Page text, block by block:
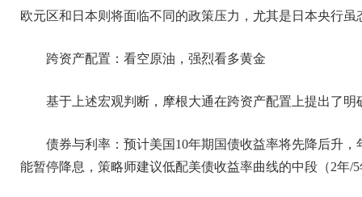
欧元区和日本则将面临不同的政策压力，尤其是日本央行
跨资产配置：看空原油，强烈看多黄金
基于上述宏观判断，摩根大通在跨资产配置上提出了明
债券与利率：预计美国10年期国债收益率将先降后升
能暂停降息，策略师建议低配美债收益率曲线的中段（2年/